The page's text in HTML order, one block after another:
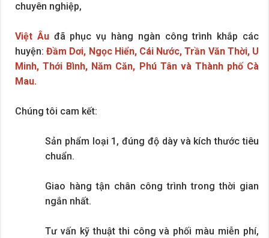
chuyên nghiệp,
Việt Âuđã phục vụ hàng ngàn công trình khắp các
huyện:Đầm Dơi, Ngọc Hiển, Cái Nước, Trần Văn Thời, U
Minh, Thới Bình, Năm Căn, Phú Tân và Thành phố Cà
Mau.
Chúng tôi cam kết:
Sản phẩm loại 1, đúng độ dày và kích thước tiêu
chuẩn.
Giao hàng tận chân công trình trong thời gian
ngắn nhất.
Tư vấn kỹ thuật thi công và phối màu miễn phí,